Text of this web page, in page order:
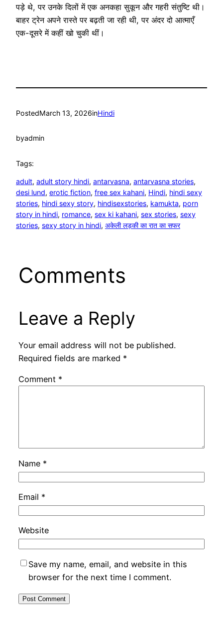
पड़े थे, पर उनके दिलों में एक अनकहा सुकून और गहरी संतुष्टि थी।
बाहर ट्रेन अपने रास्ते पर बढ़ती जा रही थी, पर अंदर दो आत्माएँ
एक-दूसरे में कहीं खो चुकी थीं।
PostedMarch 13, 2026inHindi
byadmin
Tags:
adult, adult story hindi, antarvasna, antarvasna stories
desi lund, erotic fiction, free sex kahani, Hindi, hindi sexy
stories, hindi sexy story, hindisexstories, kamukta, porn
story in hindi, romance, sex ki kahani, sex stories, sexy
stories, sexy story in hindi, अकेली लड़की का रात का सफर
Comments
Leave a Reply
Your email address will not be published.
Required fields are marked *
Comment *
Name *
Email *
Website
Save my name, email, and website in this
browser for the next time I comment.